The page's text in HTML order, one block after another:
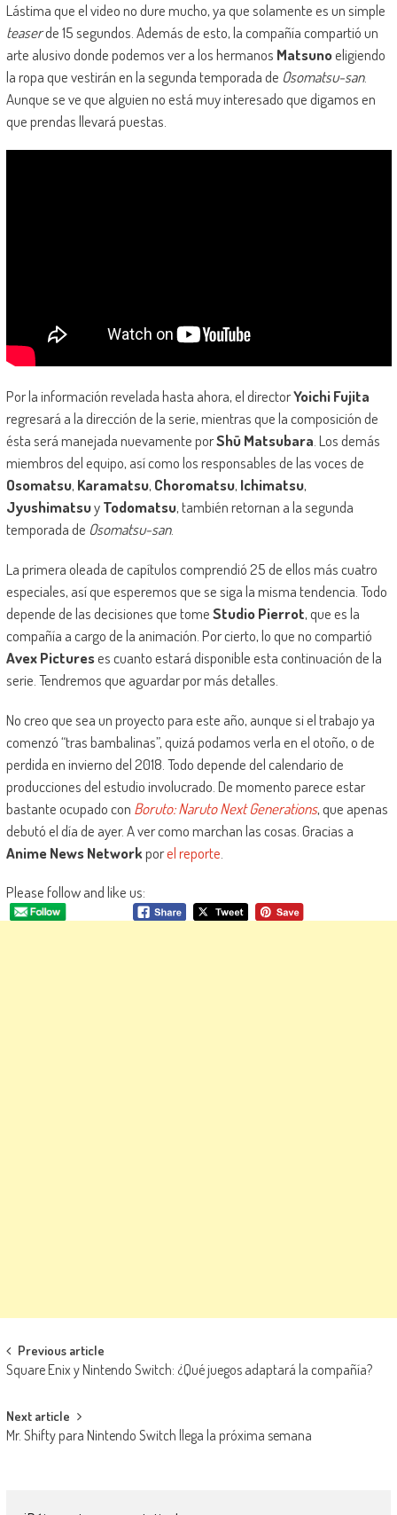
Lástima que el video no dure mucho, ya que solamente es un simple
teaserde 15 segundos. Además de esto, la compañía compartió un
arte alusivo donde podemos ver a los hermanos Matsunoeligiendo
la ropa que vestirán en la segunda temporada de Osomatsu-san.
Aunque se ve que alguien no está muy interesado que digamos en
que prendas llevará puestas.
Por la información revelada hasta ahora, el directorYoichi Fujita
regresará a la dirección de la serie, mientras que la composición de
ésta será manejada nuevamente porShū Matsubara . Los demás
miembros del equipo, así como los responsables de las voces de
Osomatsu, Karamatsu, Choromatsu, Ichimatsu,
JyushimatsuyTodomatsu, también retornan a la segunda
temporada de Osomatsu-san.
La primera oleada de capítulos comprendió 25 de ellos más cuatro
especiales, así que esperemos que se siga la misma tendencia. Todo
depende de las decisiones que tomeStudio Pierrot, que es la
compañía a cargo de la animación. Por cierto, lo que no compartió
Avex Pictureses cuanto estará disponible esta continuación de la
serie. Tendremos que aguardar por más detalles.
No creo que sea un proyecto para este año, aunque si el trabajo ya
comenzó “tras bambalinas”, quizá podamos verla en el otoño, o de
perdida en invierno del 2018. Todo depende del calendario de
producciones del estudio involucrado. De momento parece estar
bastante ocupado con Boruto: Naruto Next Generations, que apenas
debutó el día de ayer. A ver como marchan las cosas. Gracias a
Anime News Networkporel reporte
Please follow and like us:
Navegación de entradas
Previous article
Square Enix y Nintendo Switch: ¿Qué juegos adaptará la compañía?
Next article
Mr. Shifty para Nintendo Switch llega la próxima semana